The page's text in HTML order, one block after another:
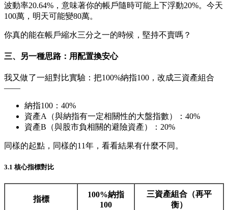
波動率20.64%，意味著你的帳戶隨時可能上下浮動20%。今天
100萬，明天可能變80萬。
你真的能在帳戶縮水三分之一的時候，堅持不賣嗎？
三、另一種思路：用配置換安心
我又做了一組對比實驗：把100%納指100，改成三資產組合
——
納指100：40%
資產A（與納指有一定相關性的大盤指數）：40%
資產B（與股市負相關的避險資產）：20%
同樣的起點，同樣的11年，看看結果有什麼不同。
3.1 核心指標對比
指標
100%納指
100
三資產組合（再平
衡）